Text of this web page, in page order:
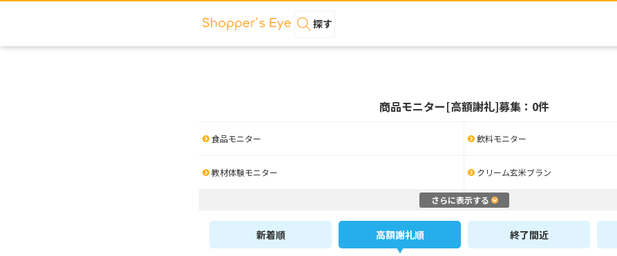
探す
商品モニター[高額謝礼]募集：0件
食品モニター 飲料モニター
教材体験モニター クリーム玄米ブラン
さらに表示する
新着順 高額謝礼順 終了間近